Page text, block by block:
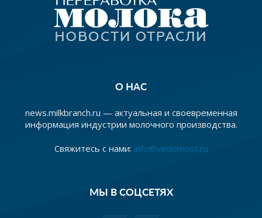
О НАС
news.milkbranch.ru — актуальная и своевременная
информация индустрии молочного производства.
Свяжитесь с нами: info@vedomost.ru
МЫ В СОЦСЕТЯХ